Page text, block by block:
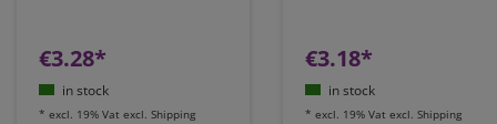
€3.28*
in stock
* excl. 19% Vat excl. Shipping
€3.18*
in stock
* excl. 19% Vat excl. Shipping